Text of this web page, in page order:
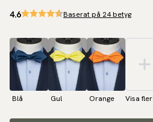
4.6 Baserat på 24 betyg
Blå Gul Orange Visa fler